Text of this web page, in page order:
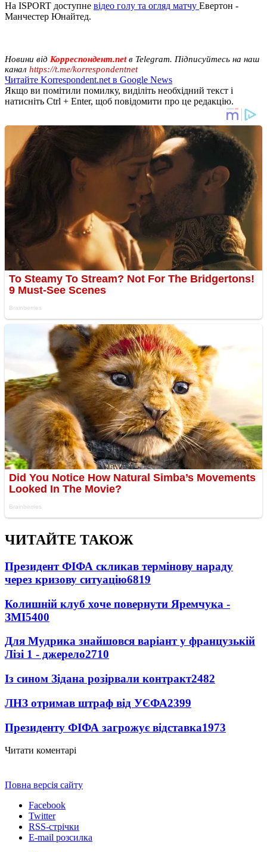
На ISPORT доступне відео голу та огляд матчу Евертон -
Манчестер Юнайтед.
Новини від Корреспондент.netв Telegram. Підписуйтесь на наш
канал https://t.me/korrespondentnet
Читайте Korrespondent.net в Google News
Якщо ви помітили помилку, виділіть необхідний текст і
натисніть Ctrl + Enter, щоб повідомити про це редакцію.
ЧИТАЙТЕ ТАКОЖ
Президент ФІФА скликав термінову нараду
через кризову ситуацію6819
Колишній клуб хоче повернути Яремчука -
ЗМІ5400
Для Мудрика знайшовся варіант у французькій
Лізі 1 - джерело2710
Із сином Зідана розірвали контракт2482
ЛНЗ отримав штраф від УЄФА2399
Президенту ФІФА загрожує відставка1973
Читати коментарі
Повна версія сайту
Facebook
Twitter
RSS-стрічки
E-mail розсилка